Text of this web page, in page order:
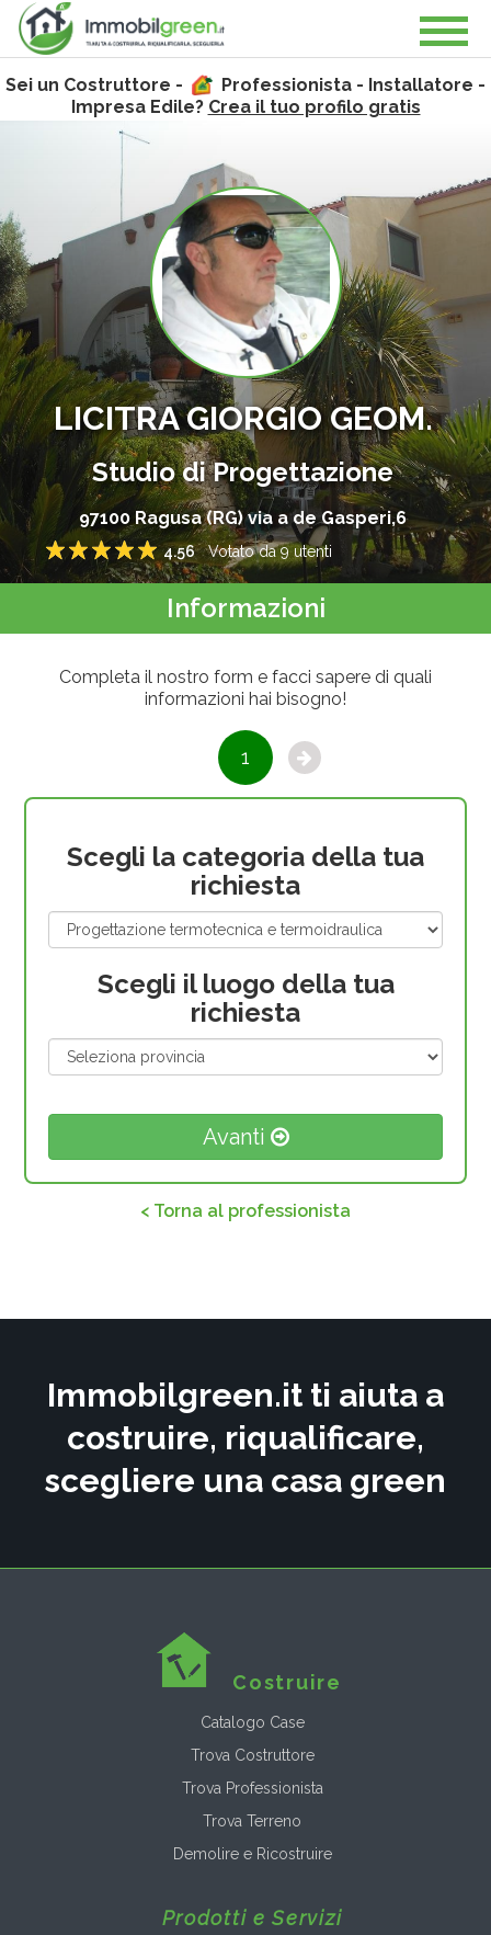
Sei un Costruttore -
Professionista - Installatore -
Impresa Edile? Crea il tuo profilo gratis
LICITRA GIORGIO GEOM.
Studio di Progettazione
97100 Ragusa(RG)via a de Gasperi,6
5
4
3
2
1
4.56Votato da9 utenti
Informazioni
Completa il nostro form e facci sapere di quali
informazioni hai bisogno!
1
Scegli la categoria della tua
richiesta
Scegli il luogo della tua
richiesta
Avanti
< Torna al professionista
Immobilgreen.it ti aiuta a
costruire, riqualificare,
scegliere una casa green
Costruire
Catalogo Case
Trova Costruttore
Trova Professionista
Trova Terreno
Demolire e Ricostruire
Prodotti e Servizi